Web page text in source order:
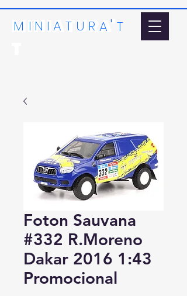
MINIATURA'
MINIAT URA T
'
Foton Sauvana
#332 R.Moreno
Dakar 2016 1:43
Promocional